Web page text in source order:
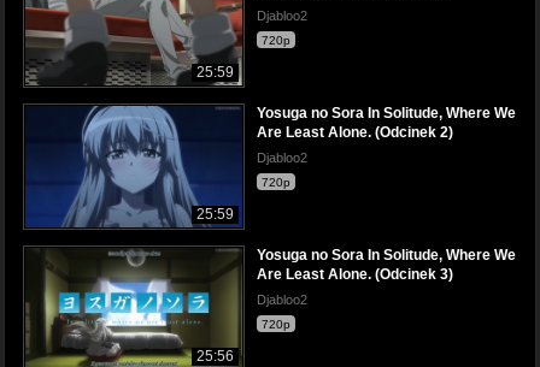
25:59
Djabloo2
720p
25:59
Yosuga no Sora In Solitude, Where We
Are Least Alone. (Odcinek 2)
Djabloo2
720p
25:56
Yosuga no Sora In Solitude, Where We
Are Least Alone. (Odcinek 3)
Djabloo2
720p